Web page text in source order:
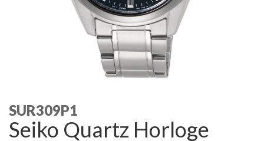
SUR309P1
Seiko Quartz Horloge